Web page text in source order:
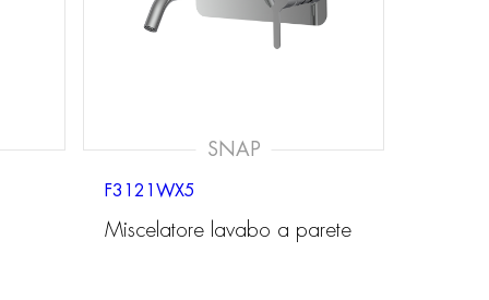
SNAP
F3121WX5
Miscelatore lavabo a parete